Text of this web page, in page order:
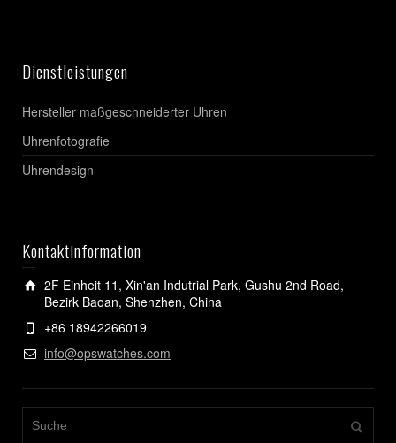
Dienstleistungen
Hersteller maßgeschneiderter Uhren
Uhrenfotografie
Uhrendesign
Kontaktinformation
2F Einheit 11, Xin'an Indutrial Park, Gushu 2nd Road,
Bezirk Baoan, Shenzhen, China
+86 18942266019
info@opswatches.com